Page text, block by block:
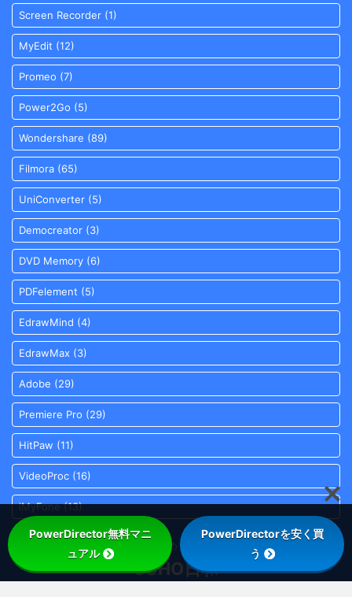
Screen Recorder (1)
MyEdit (12)
Promeo (7)
Power2Go (5)
Wondershare (89)
Filmora (65)
UniConverter (5)
Democreator (3)
DVD Memory (6)
PDFelement (5)
EdrawMind (4)
EdrawMax (3)
Adobe (29)
Premiere Pro (29)
HitPaw (11)
VideoProc (16)
iMyFone(13)
70歳から始める動画編集！
SOHO日和
PowerDirector無料マニ
ュアル
PowerDirectorを安く買
う